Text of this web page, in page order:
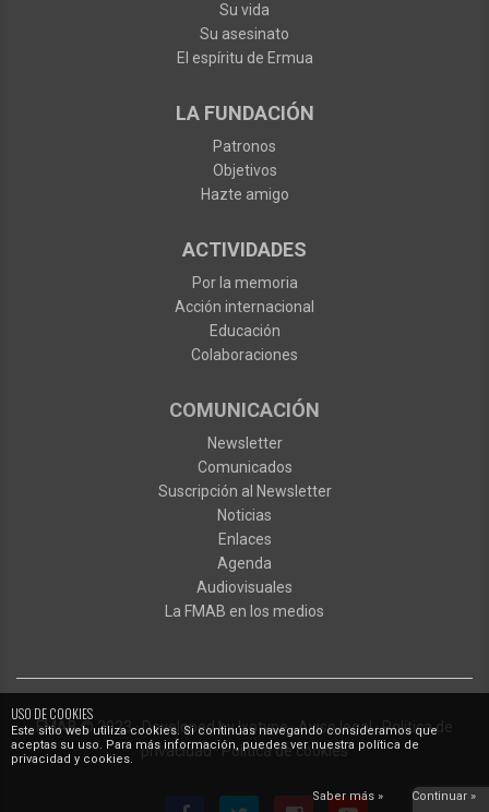
USO DE COOKIES
Este sitio web utiliza cookies. Si continúas navegando consideramos que
aceptas su uso. Para más información, puedes ver nuestra política de
privacidad y cookies.
Saber más » Continuar »
Su vida
Su asesinato
El espíritu de Ermua
LA FUNDACIÓN
Patronos
Objetivos
Hazte amigo
ACTIVIDADES
Por la memoria
Acción internacional
Educación
Colaboraciones
COMUNICACIÓN
Newsletter
Comunicados
Suscripción al Newsletter
Noticias
Enlaces
Agenda
Audiovisuales
La FMAB en los medios
FMAB© 2023·Developed byIxotype·Aviso legal·Política de
privacidad·Política de cookies